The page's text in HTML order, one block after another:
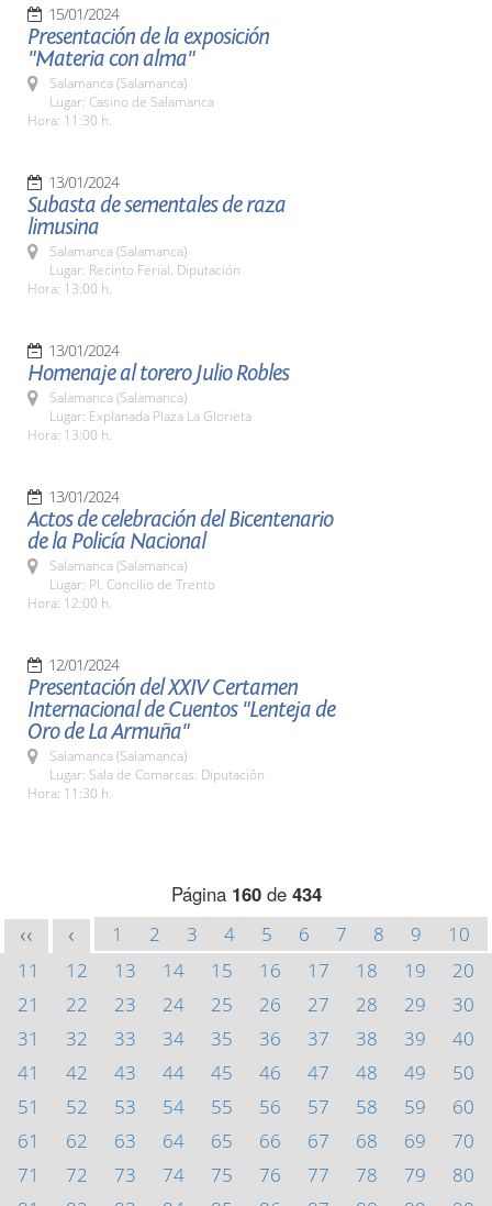
15/01/2024
Presentación de la exposición
"Materia con alma"
Salamanca (Salamanca)
Lugar: Casino de Salamanca
Hora: 11:30 h.
13/01/2024
Subasta de sementales de raza
limusina
Salamanca (Salamanca)
Lugar: Recinto Ferial. Diputación
Hora: 13:00 h.
13/01/2024
Homenaje al torero Julio Robles
Salamanca (Salamanca)
Lugar: Explanada Plaza La Glorieta
Hora: 13:00 h.
13/01/2024
Actos de celebración del Bicentenario
de la Policía Nacional
Salamanca (Salamanca)
Lugar: Pl. Concilio de Trento
Hora: 12:00 h.
12/01/2024
Presentación del XXIV Certamen
Internacional de Cuentos "Lenteja de
Oro de La Armuña"
Salamanca (Salamanca)
Lugar: Sala de Comarcas. Diputación
Hora: 11:30 h.
Página 160de 434
<< < 1 2 3 4 5 6 7 8 9
10
11
12 13 14 15 16 17 18 19
20
21
22 23 24 25 26 27 28 29
30
31
32 33 34 35 36 37 38 39
40
41
42 43 44 45 46 47 48 49
50
51
52 53 54 55 56 57 58 59
60
61
62 63 64 65 66 67 68 69
70
71
72 73 74 75 76 77 78 79
80